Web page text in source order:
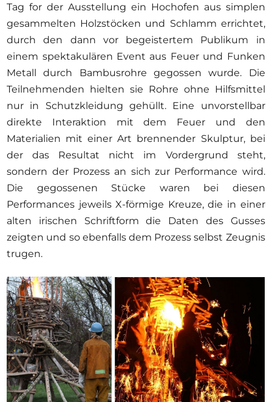
Tag for der Ausstellung ein Hochofen aus simplen
gesammelten Holzstöcken und Schlamm errichtet,
durch den dann vor begeistertem Publikum in
einem spektakulären Event aus Feuer und Funken
Metall durch Bambusrohre gegossen wurde. Die
Teilnehmenden hielten sie Rohre ohne Hilfsmittel
nur in Schutzkleidung gehüllt. Eine unvorstellbar
direkte Interaktion mit dem Feuer und den
Materialien mit einer Art brennender Skulptur, bei
der das Resultat nicht im Vordergrund steht,
sondern der Prozess an sich zur Performance wird.
Die gegossenen Stücke waren bei diesen
Performances jeweils X-förmige Kreuze, die in einer
alten irischen Schriftform die Daten des Gusses
zeigten und so ebenfalls dem Prozess selbst Zeugnis
trugen.